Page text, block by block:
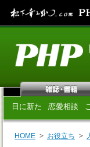
日に新た 恋愛相談
HOME お役立ち